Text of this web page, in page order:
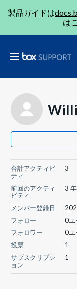
製品ガイドは
は
合計アクティビ
ティ
3
前回のアクティ
ビティ
3
メンバー登録日
フォロー
0ユ
フォロワー
0ユ
投票
1
サブスクリプシ
ョン
1